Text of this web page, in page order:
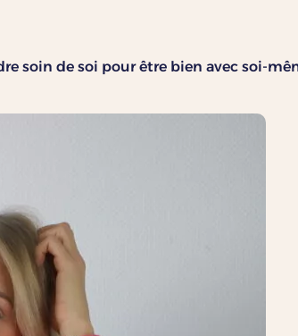
soin de soi pour être bien avec soi-